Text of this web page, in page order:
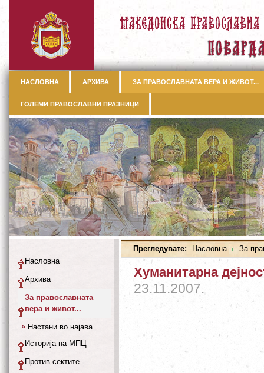
НАСЛОВНА АРХИВА ЗА ПРАВОСЛАВНАТА ВЕРА И ЖИВОТ...
ГОЛЕМИ ПРАВОСЛАВНИ ПРАЗНИЦИ
Прегледувате: Насловна За
Хуманитарна
23.11.2007.
Насловна
Архива
За православната
вера и живот...
Настани во најава
Историја на МПЦ
Против сектите